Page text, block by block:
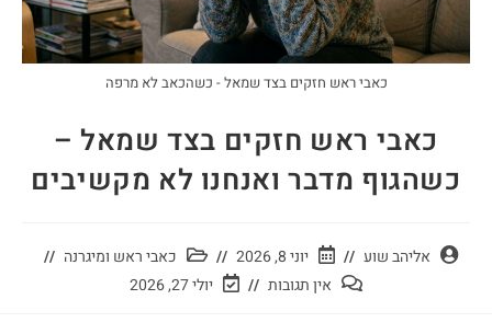
כאבי ראש חזקים בצד שמאל - כשהכאב לא מרפה
כאבי ראש חזקים בצד שמאל –
כשהגוף מדבר ואנחנו לא מקשיבים
אליהב שוע יוני 8, 2026
כאבי ראש ומיגרנה
אין תגובות
יולי 27, 2026